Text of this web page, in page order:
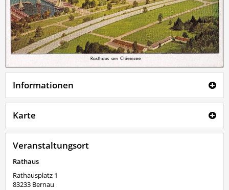
Informationen
Karte
Veranstaltungsort
Rathaus
Rathausplatz 1
83233 Bernau